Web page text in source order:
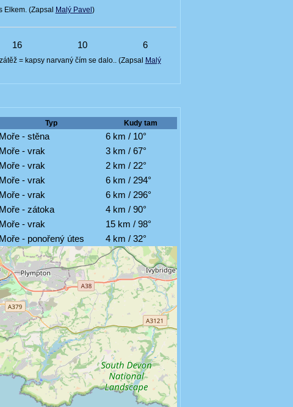
Elkem. (Zapsal Malý Pavel)
16 10 6
= kapsy narvaný čím se dalo.. (Zapsal Malý
Typ Kudy tam
Moře - stěna
6 km / 10°
Moře - vrak
3 km / 67°
Moře - vrak
2 km / 22°
Moře - vrak
6 km / 294°
Moře - vrak
6 km / 296°
Moře - zátoka
4 km / 90°
Moře - vrak
15 km / 98°
Moře - ponořený útes 4 km / 32°